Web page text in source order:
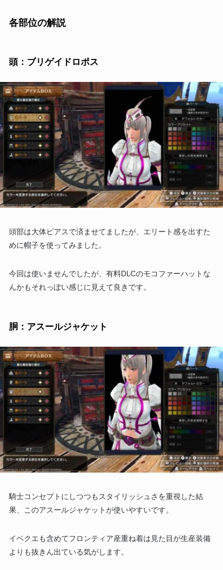
各部位の解説
頭：ブリゲイドロポス
頭部は大体ピアスで済ませてましたが、エリート感を出すた
めに帽子を使ってみました。
今回は使いませんでしたが、有料DLCのモコファーハットな
んかもそれっぽい感じに見えて良きです。
胴：アスールジャケット
騎士コンセプトにしつつもスタイリッシュさを重視した結
果、このアスールジャケットが使いやすいです。
イベクエも含めてフロンティア産重ね着は見た目が生産装備
よりも抜きん出ている気がします。